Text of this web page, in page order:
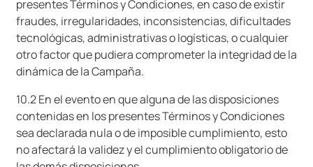
presentes Términos y Condiciones, en caso de existir
fraudes, irregularidades, inconsistencias, dificultades
tecnológicas, administrativas o logísticas, o cualquier
otro factor que pudiera comprometer la integridad de la
dinámica de la Campaña.
10.2 En el evento en que alguna de las disposiciones
contenidas en los presentes Términos y Condiciones
sea declarada nula o de imposible cumplimiento, esto
no afectará la validez y el cumplimiento obligatorio de